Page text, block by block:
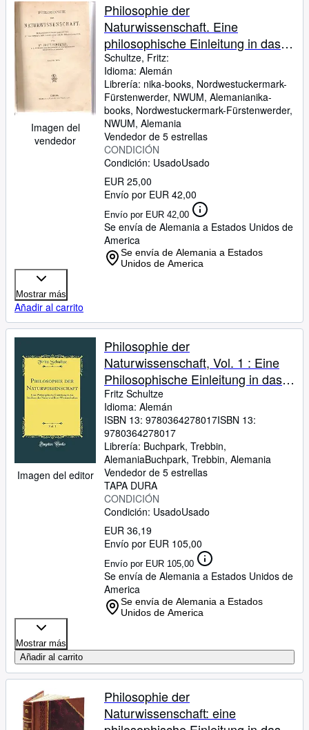
Imagen del
vendedor
Philosophie der
Naturwissenschaft. Eine
philosophische Einleitung in das
Studium der Natur und ihrer
Wissenschaften. erster und
zweiter Teil in einem Band,
Schultze, Fritz:
Idioma: Alemán
Librería: nika-books, Nordwestuckermark-
Fürstenwerder, NWUM, Alemanianika-
books, Nordwestuckermark-Fürstenwerder,
NWUM, Alemania
Vendedor de 5 estrellas
CONDICIÓN
Condición: UsadoUsado
EUR 25,00
Envío por EUR 42,00
Envío por EUR 42,00
Se envía de Alemania a Estados Unidos de
America
Se envía de Alemania a Estados
Unidos de America
Mostrar más
Añadir al carrito
Imagen del editor
Philosophie der
Naturwissenschaft, Vol. 1 : Eine
Philosophische Einleitung in das
Studium der Natur und Ihrer
Wissenschaften (Classic Reprint)
Fritz Schultze
Idioma: Alemán
ISBN 13: 9780364278017ISBN 13:
9780364278017
Librería: Buchpark, Trebbin,
AlemaniaBuchpark, Trebbin, Alemania
Vendedor de 5 estrellas
TAPA DURA
CONDICIÓN
Condición: UsadoUsado
EUR 36,19
Envío por EUR 105,00
Envío por EUR 105,00
Se envía de Alemania a Estados Unidos de
America
Se envía de Alemania a Estados
Unidos de America
Mostrar más
Añadir al carrito
Philosophie der
Naturwissenschaft: eine